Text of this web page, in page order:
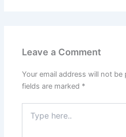
Leave a Comment
Your email address will not be
fields are marked *
here..